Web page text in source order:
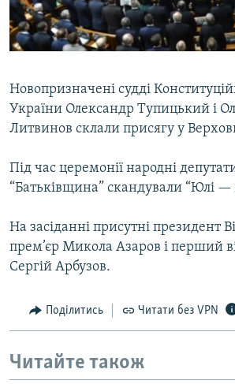
ВІДЕОУРОКИ «ELIFBE»
СВІДЧЕННЯ ОКУПАЦІЇ
ІНФОГРАФІКА
Русский
Qırımtatar
ДОЛУЧАЙСЯ!
Усі сайти RFE/RL
Новопризначені судді
України Олександр Тупицький і
Литвинов склали присягу у
Під час церемонії народні
“Батьківщина” скандували “Юлі —
На засіданні присутні президент
прем’єр Микола Азаров і перший
Сергій Арбузов.
Поділитись Читати без VPN
Читайте також